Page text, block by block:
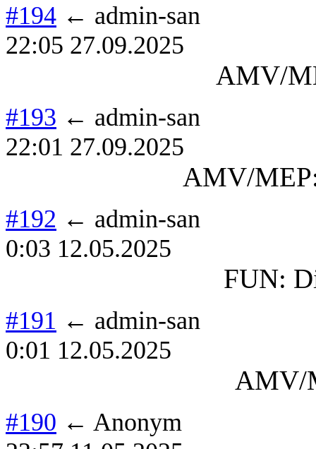
#194 ← admin-san
22:05 27.09.2025
AMV/
#193 ← admin-san
22:01 27.09.2025
AMV/
#192 ← admin-san
0:03 12.05.2025
FUN:
#191 ← admin-san
0:01 12.05.2025
AMV/
#190 ← Anonym